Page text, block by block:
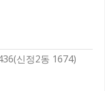
신정2동 1674)